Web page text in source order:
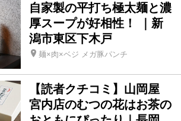
自家製の平打ち極太麺と濃
厚スープが好相性！ ｜新
潟市東区下木戸
麺×肉×ベジ メガ豚パンチ
【読者クチコミ】山岡屋
宮内店のむつの花はお茶の